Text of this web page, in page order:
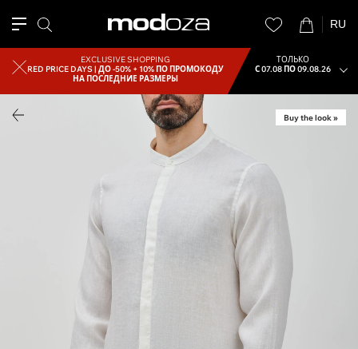
RU
EXCLUSIVE SHOPPING
RED PRICE DAYS |ДО -50% + 10% ПО ПРОМОКОДУ
НА ПОСЛЕДНИЕ РАЗМЕРЫ
ТОЛЬКО
С 07.08 ПО 09.08.26
Buy the look »